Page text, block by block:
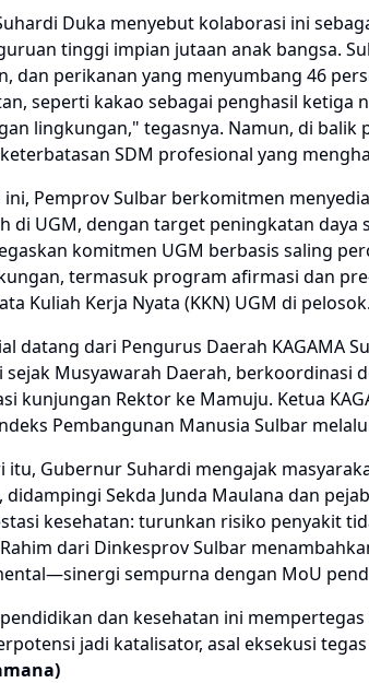
Duka menyebut kolaborasi ini
tinggi impian jutaan anak bangsa.
dan perikanan yang menyumbang 46
seperti kakao sebagai penghasil ketiga
lingkungan," tegasnya. Namun, di
SDM profesional yang
ini, Pemprov Sulbar berkomitmen
di UGM, dengan target peningkatan daya
komitmen UGM berbasis saling
termasuk program afirmasi dan
Kuliah Kerja Nyata (KKN) UGM di
datang dari Pengurus Daerah KAGAMA
sejak Musyawarah Daerah, berkoordinasi
kunjungan Rektor ke Mamuju. Ketua
Pembangunan Manusia Sulbar
itu, Gubernur Suhardi mengajak
didampingi Sekda Junda Maulana dan
kesehatan: turunkan risiko penyakit
dari Dinkesprov Sulbar
sempurna dengan MoU
dan kesehatan ini
jadi katalisator, asal eksekusi